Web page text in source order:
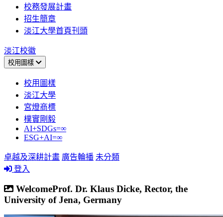
校務發展計畫
招生簡章
淡江大學首頁刊頭
淡江校徽
校用圖樣
校用圖樣
淡江大學
宮燈商標
樸實剛毅
AI+SDGs=∞
ESG+AI=∞
卓越及深耕計畫 廣告輪播 未分類
登入
WelcomeProf. Dr. Klaus Dicke, Rector, the
University of Jena, Germany